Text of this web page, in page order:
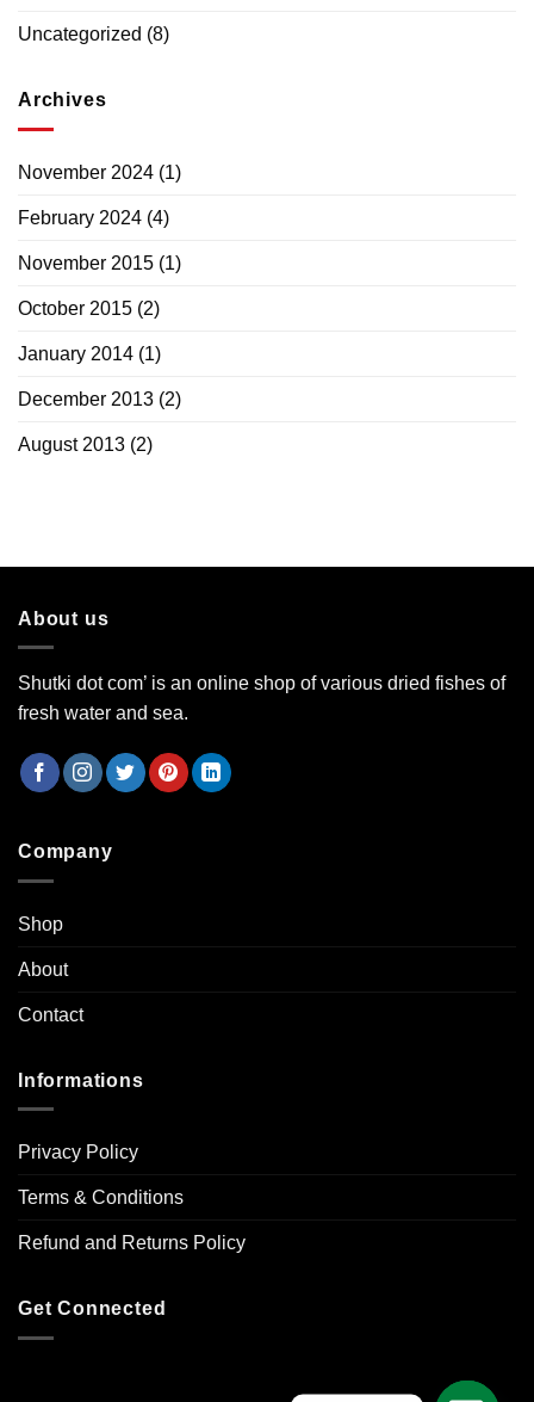
Uncategorized (8)
Archives
November 2024 (1)
February 2024 (4)
November 2015 (1)
October 2015 (2)
January 2014 (1)
December 2013 (2)
August 2013 (2)
About us
Shutki dot com’ is an online shop of various dried fishes of
fresh water and sea.
Company
Shop
About
Contact
Informations
Privacy Policy
Terms & Conditions
Refund and Returns Policy
Get Connected